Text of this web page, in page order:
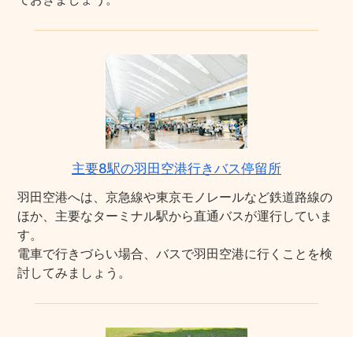
主要8駅の羽田空港行きバス停留所
羽田空港へは、京急線や東京モノレールなど鉄道路線の
ほか、主要なターミナル駅から直通バスが運行していま
す。
電車で行きづらい場合、バスで羽田空港に行くことを検
討してみましょう。